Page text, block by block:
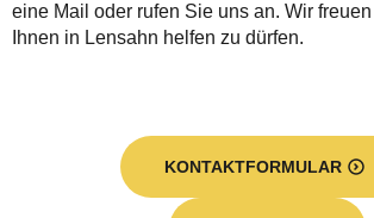
eine Mail oder rufen Sie uns an. Wir
Ihnen in Lensahn helfen zu dürfen.
KONTAKTFORMULAR